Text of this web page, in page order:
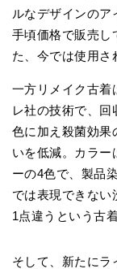
ルなデザインの
手頃価格で販売し
た、今では使用さ
一方リメイク古着
レ社の技術で、
色に加え殺菌効果
いを低減。カラー
ーの4色で、製品
では表現できない
1点違うという古
そして、新たにラ